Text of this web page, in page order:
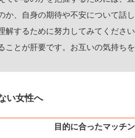
か、自身の期待や不安について話
解するために努力してみてくださ
ことが肝要です。お互いの気持ち
い女性へ
目的に合ったマッチ